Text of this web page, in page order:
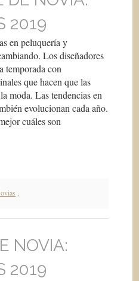
2019
en peluquería y
Los diseñadores
temporada con
que hacen que las
moda. Las tendencias en
evolucionan cada año.
cuáles son
NOVIA:
2019